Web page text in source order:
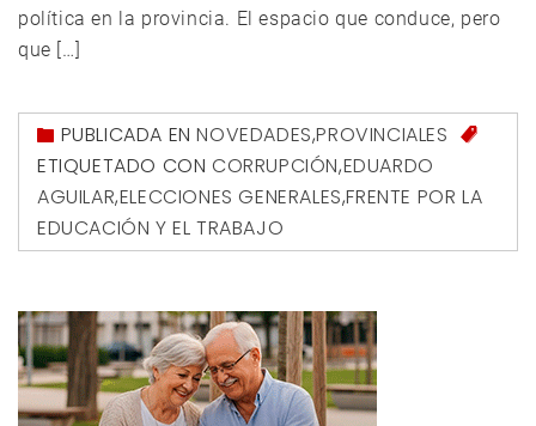
política en la provincia. El espacio que conduce, pero
que […]
PUBLICADA ENNOVEDADES,PROVINCIALES
ETIQUETADO CON CORRUPCIÓN,EDUARDO
AGUILAR,ELECCIONES GENERALES,FRENTE POR LA
EDUCACIÓN Y EL TRABAJO